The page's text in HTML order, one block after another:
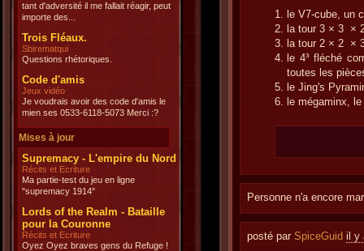
tant d'adversité il me fallait réagir, peut
importe des...
Trois Fléaux.
Sbirematqui
Questions rhétoriques.
Code d'amis
Jeux vidéo
Je voudrais avoir des code d'amis le
mien ses 0533-6118-5073 Merci :?
Mises à jour
Supremacy - L'empire du Nord
Récits et Ecriture
Ma partie-test du jeu en ligne
"supremacy 1914"
Lords of the Realm - Bataille
pour la Couronne
Récits et Ecriture
Oyez Oyez braves gens du Refuge !
le V7-cube, un
la tour 3 × 3 ×
la tour 2 × 2 ×
le 4³ fléché
toutes les
le Jing's
le mégaminx,
Personne n'a encore
posté par SpiceGuid il y